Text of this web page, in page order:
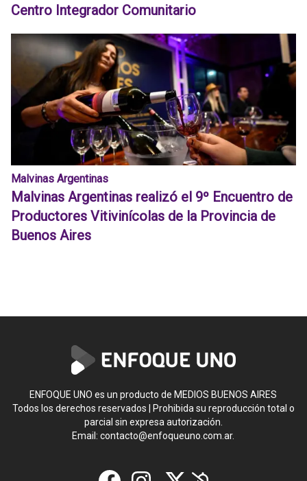
Centro Integrador Comunitario
Malvinas Argentinas
Malvinas Argentinas realizó el 9º Encuentro de
Productores Vitivinícolas de la Provincia de
Buenos Aires
ENFOQUE UNO es un producto de MEDIOS BUENOS AIRES
Todos los derechos reservados | Prohibida su reproducción total o
parcial sin expresa autorización.
Email:contacto@enfoqueuno.com.ar.